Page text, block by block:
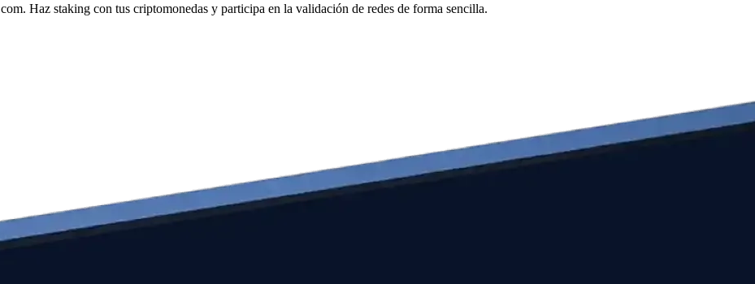
Haz staking con tus criptomonedas y participa en la validación de redes de forma sencilla.